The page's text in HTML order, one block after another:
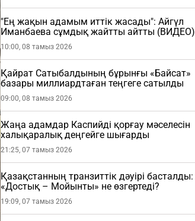
"Ең жақын адамым иттік жасады": Айгүл
Иманбаева сұмдық жайтты айтты (ВИДЕО)
10:00, 08 тамыз 2026
Қайрат Сатыбалдының бұрынғы «Байсат»
базары миллиардтаған теңгеге сатылды
09:00, 08 тамыз 2026
Жаңа адамдар Каспийді қорғау мәселесін
халықаралық деңгейге шығарды
21:25, 07 тамыз 2026
Қазақстанның транзиттік дәуірі басталды:
«Достық – Мойынты» не өзгертеді?
19:09, 07 тамыз 2026